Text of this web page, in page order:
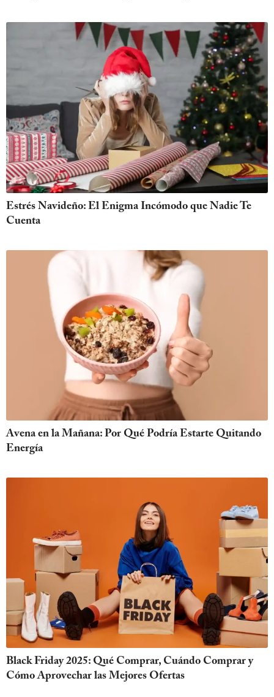
Estrés Navideño: El Enigma Incómodo que Nadie Te
Cuenta
Avena en la Mañana: Por Qué Podría Estarte Quitando
Energía
Black Friday 2025: Qué Comprar, Cuándo Comprar y
Cómo Aprovechar las Mejores Ofertas